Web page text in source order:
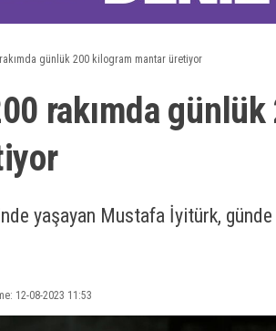
günlük 200 kilogram mantar üretiyor
rakımda
yaşayan Mustafa İyitürk,
12-08-2023 11:53